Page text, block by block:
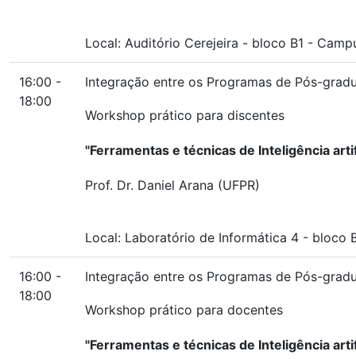
Local: Auditório Cerejeira - bloco B1 -
16:00 -
18:00
Integração entre os Programas de Pós-
Workshop prático para discentes
"Ferramentas e técnicas de Inteligência
Prof. Dr. Daniel Arana (UFPR)
Local: Laboratório de Informática 4 - bloco
16:00 -
18:00
Integração entre os Programas de Pós-
Workshop prático para docentes
"Ferramentas e técnicas de Inteligência